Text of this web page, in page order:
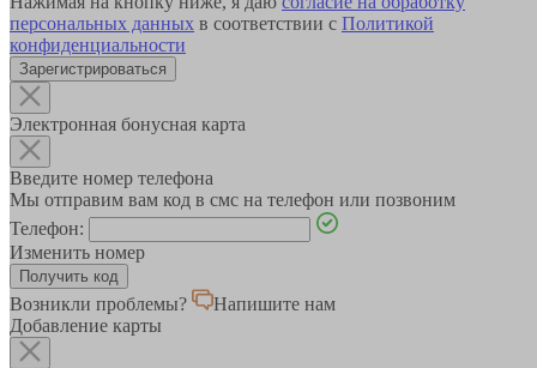
персональных данных в соответствии с Политикой
конфиденциальности
Зарегистрироваться
Электронная бонусная карта
Введите номер телефона
Мы отправим вам код в смс на телефон или позвоним
Телефон:
Изменить номер
Возникли проблемы?
Напишите нам
Добавление карты